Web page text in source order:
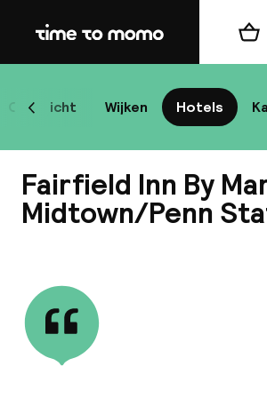
Home
Overzicht Wijken Hotels
Scroll naar links
Fairfield Inn By
Midtown/Penn